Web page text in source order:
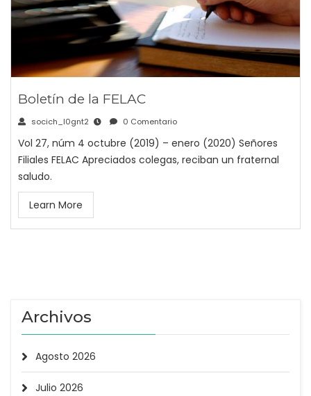
Boletín de la FELAC
socich_l0gnt2 0 Comentario
Vol 27, núm 4 octubre (2019) – enero (2020) Señores
Filiales FELAC Apreciados colegas, reciban un fraternal
saludo.
Learn More
Archivos
Agosto 2026
Julio 2026